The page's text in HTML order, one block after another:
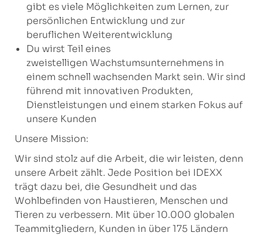
gibt es viele Möglichkeiten zum Lernen, zur
persönlichen Entwicklung und zur
beruflichen Weiterentwicklung
Du wirst Teil eines
zweistelligen Wachstumsunternehmens in
einem schnell wachsenden Markt sein. Wir sind
führend mit innovativen Produkten,
Dienstleistungen und einem starken Fokus auf
unsere Kunden
Unsere Mission:
Wir sind stolz auf die Arbeit, die wir leisten, denn
unsere Arbeit zählt. Jede Position bei IDEXX
trägt dazu bei, die Gesundheit und das
Wohlbefinden von Haustieren, Menschen und
Tieren zu verbessern. Mit über 10.000 globalen
Teammitgliedern, Kunden in über 175 Ländern